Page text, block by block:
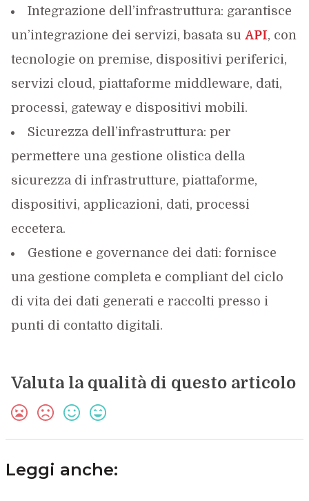
Integrazione dell’infrastruttura: garantisce
un’integrazione dei servizi, basata su API, con
tecnologie on premise, dispositivi periferici,
servizi cloud, piattaforme middleware, dati,
processi, gateway e dispositivi mobili.
Sicurezza dell’infrastruttura: per
permettere una gestione olistica della
sicurezza di infrastrutture, piattaforme,
dispositivi, applicazioni, dati, processi
eccetera.
Gestione e governance dei dati: fornisce
una gestione completa e compliant del ciclo
di vita dei dati generati e raccolti presso i
punti di contatto digitali.
Valuta la qualità di questo articolo
Leggi anche: